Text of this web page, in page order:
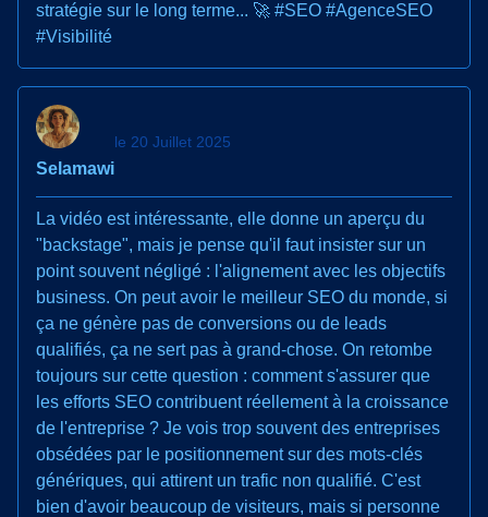
stratégie sur le long terme... 🚀 #SEO #AgenceSEO
#Visibilité
Selamawi
le 20 Juillet 2025
La vidéo est intéressante, elle donne un aperçu du
"backstage", mais je pense qu'il faut insister sur un
point souvent négligé : l'alignement avec les objectifs
business. On peut avoir le meilleur SEO du monde, si
ça ne génère pas de conversions ou de leads
qualifiés, ça ne sert pas à grand-chose. On retombe
toujours sur cette question : comment s'assurer que
les efforts SEO contribuent réellement à la croissance
de l'entreprise ? Je vois trop souvent des entreprises
obsédées par le positionnement sur des mots-clés
génériques, qui attirent un trafic non qualifié. C'est
bien d'avoir beaucoup de visiteurs, mais si personne